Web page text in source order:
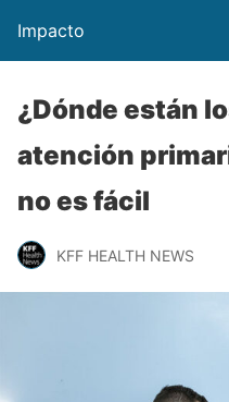
Impacto
¿Dónde están
atención
no es fácil
KFF HEALTH NEWS